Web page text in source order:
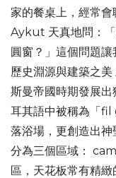
家的餐桌上，經常
Aykut 天真地問：
圓窗？」這個問題
歷史淵源與建築之
斯曼帝國時期發展
耳其語中被稱為「
落浴場，更創造出
分為三個區域：
區，天花板常有精緻